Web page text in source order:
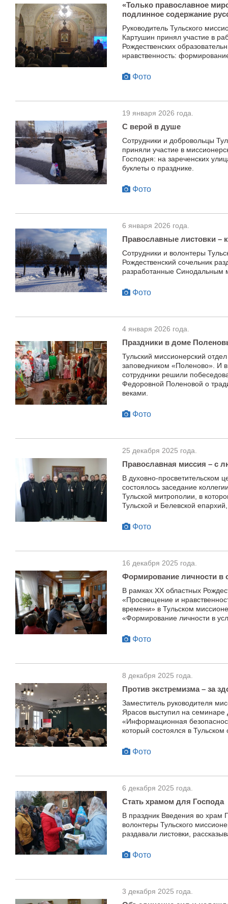
«Только православное
подлинное содержание
Руководитель Тульского
Картушин принял участие в
Рождественских
нравственность:
Фото
19 января 2026 года.
С верой в душе
Сотрудники и добровольцы
приняли участие в
Господня: на зареченских
буклеты о празднике.
Фото
6 января 2026 года.
Православные листовки –
Сотрудники и волонтеры
Рождественский сочельник
разработанные Синодальным
Фото
4 января 2026 года.
Праздники в доме
Тульский миссионерский
заповедником «Поленово». И
сотрудники решили
Федоровной Поленовой о
веками.
Фото
25 декабря 2025 года.
Православная миссия – с
В духовно-просветительском
состоялось заседание
Тульской митрополии, в
Тульской и Белевской
Фото
16 декабря 2025 года.
Формирование личности в
В рамках XX областных
«Просвещение и
времени» в Тульском
«Формирование личности в
Фото
8 декабря 2025 года.
Против экстремизма – за
Заместитель руководителя
Ярасов выступил на семинаре
«Информационная
который состоялся в
Фото
6 декабря 2025 года.
Стать храмом для Господа
В праздник Введения во храм
волонтеры Тульского
раздавали листовки,
Фото
3 декабря 2025 года.